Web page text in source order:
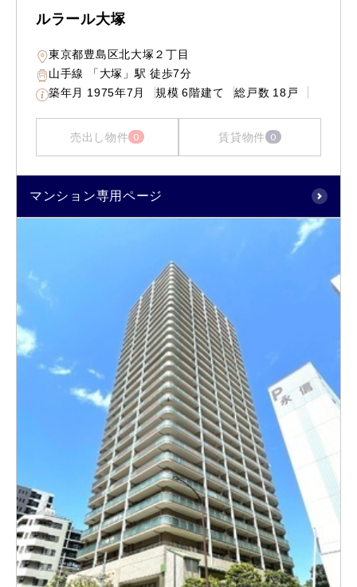
ルラール大塚
東京都豊島区北大塚２丁目
山手線 「大塚」駅 徒歩7分
築年月 1975年7月 規模 6階建て 総戸数 18戸
売出し物件 0 賃貸物件 0
マンション専用ページ